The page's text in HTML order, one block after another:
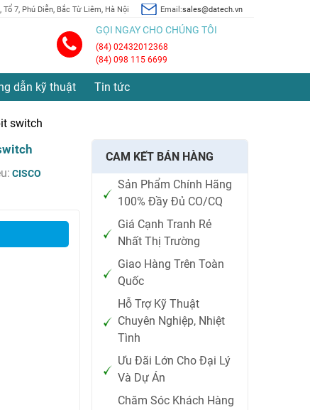
Tổ 7, Phú Diễn, Bắc Từ Liêm, Hà Nội Email:sales@datech.vn
GỌI NGAY CHO CHÚNG TÔI
(84) 02432012368
(84) 098 115 6699
dẫn kỹ thuật Tin tức
switch
CISCO
CAM KẾT BÁN HÀNG
Sản Phẩm Chính Hãng
100% Đầy Đủ CO/CQ
Giá Cạnh Tranh Rẻ
Nhất Thị Trường
Giao Hàng Trên Toàn
Quốc
Hỗ Trợ Kỹ Thuật
Chuyên Nghiệp, Nhiệt
Tình
Ưu Đãi Lớn Cho Đại Lý
Và Dự Án
Chăm Sóc Khách Hàng